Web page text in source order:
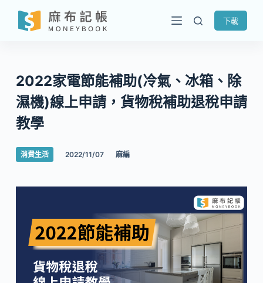
跳
至
內
下載
2022家電節能補助(冷氣、冰箱、除
濕機)線上申請，貨物稅補助退稅申請
教學
消費生活 2022/11/07 麻編